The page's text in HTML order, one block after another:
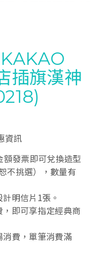
插旗漢神
資訊
發票即可兌換造型
不挑選），數量有
明信片1張。
即可享指定經典商
費，單筆消費滿